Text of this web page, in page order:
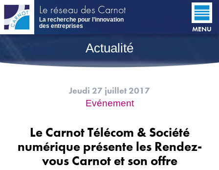
Aller
contenu
principal
Le réseau des Carnot
La recherche pour l’innovation
des entreprises
MENU
Actualité
Jeudi 27 juillet 2017
Evénement
Le Carnot Télécom & Société
numérique présente les Rendez-
vous Carnot et son offre